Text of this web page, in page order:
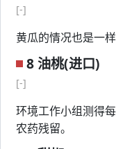
[-]
黄瓜的情况也是一样
8 油桃(进口)
[-]
环境工作小组测得
农药残留。